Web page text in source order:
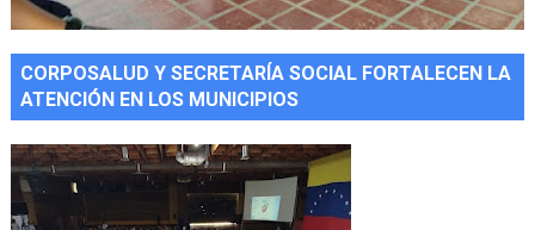
CORPOSALUD Y SECRETARÍA SOCIAL FORTALECEN LA
ATENCIÓN EN LOS MUNICIPIOS